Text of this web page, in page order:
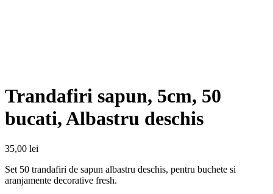
Trandafiri sapun, 5cm, 50
bucati, Albastru deschis
35,00 lei
Set 50 trandafiri de sapun albastru deschis, pentru buchete si
aranjamente decorative fresh.